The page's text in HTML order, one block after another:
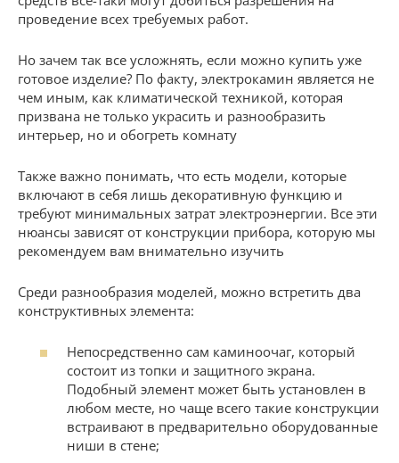
проведение всех требуемых работ.
Но зачем так все усложнять, если можно купить уже
готовое изделие? По факту, электрокамин является не
чем иным, как климатической техникой, которая
призвана не только украсить и разнообразить
интерьер, но и обогреть комнату
Также важно понимать, что есть модели, которые
включают в себя лишь декоративную функцию и
требуют минимальных затрат электроэнергии. Все эти
нюансы зависят от конструкции прибора, которую мы
рекомендуем вам внимательно изучить
Среди разнообразия моделей, можно встретить два
конструктивных элемента:
Непосредственно сам каминоочаг, который
состоит из топки и защитного экрана.
Подобный элемент может быть установлен в
любом месте, но чаще всего такие конструкции
встраивают в предварительно оборудованные
ниши в стене;